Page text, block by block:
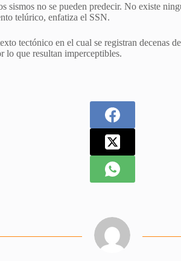
sismos no se pueden predecir. No existe
telúrico, enfatiza el SSN.
tectónico en el cual se registran decenas
lo que resultan imperceptibles.